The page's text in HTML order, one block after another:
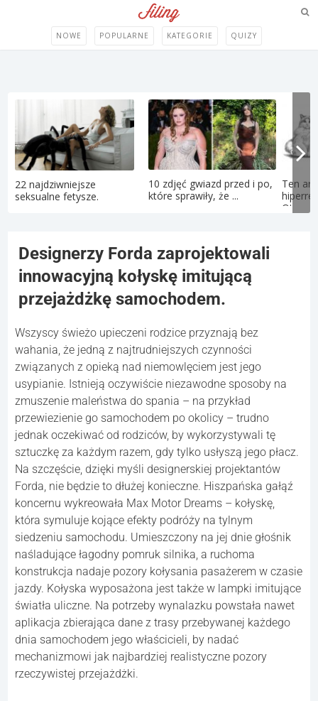
NOWE POPULARNE KATEGORIE QUIZY
22 najdziwniejsze
seksualne fetysze.
10 zdjęć gwiazd przed i po,
które sprawiły, że ...
Ten
Oto...
Designerzy Forda zaprojektowali
innowacyjną kołyskę imitującą
przejażdżkę samochodem.
Wszyscy świeżo upieczeni rodzice przyznają bez
wahania, że jedną z najtrudniejszych czynności
związanych z opieką nad niemowlęciem jest jego
usypianie. Istnieją oczywiście niezawodne sposoby na
zmuszenie maleństwa do spania – na przykład
przewiezienie go samochodem po okolicy – trudno
jednak oczekiwać od rodziców, by wykorzystywali tę
sztuczkę za każdym razem, gdy tylko usłyszą jego płacz.
Na szczęście, dzięki myśli designerskiej projektantów
Forda, nie będzie to dłużej konieczne. Hiszpańska gałąź
koncernu wykreowała Max Motor Dreams – kołyskę,
która symuluje kojące efekty podróży na tylnym
siedzeniu samochodu. Umieszczony na jej dnie głośnik
naśladujące łagodny pomruk silnika, a ruchoma
konstrukcja nadaje pozory kołysania pasażerem w czasie
jazdy. Kołyska wyposażona jest także w lampki imitujące
światła uliczne. Na potrzeby wynalazku powstała nawet
aplikacja zbierająca dane z trasy przebywanej każdego
dnia samochodem jego właścicieli, by nadać
mechanizmowi jak najbardziej realistyczne pozory
rzeczywistej przejażdżki.